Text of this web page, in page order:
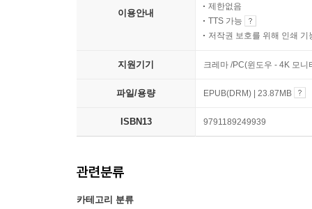
이용안내
제한없음
TTS 가능
저작권 보호를 위해 인쇄 기
지원기기 크레마 /PC(윈도우 - 4K 모
파일/용량 EPUB(DRM) | 23.87MB
ISBN13 9791189249939
관련분류
카테고리 분류